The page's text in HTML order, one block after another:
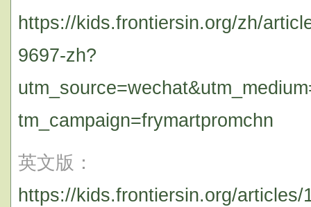
https://kids.frontiersin.org/zh/
9697-zh?
tm_campaign=frymartpromchn
英文版：
https://kids.frontiersin.org/